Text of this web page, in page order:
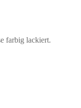
farbig lackiert.